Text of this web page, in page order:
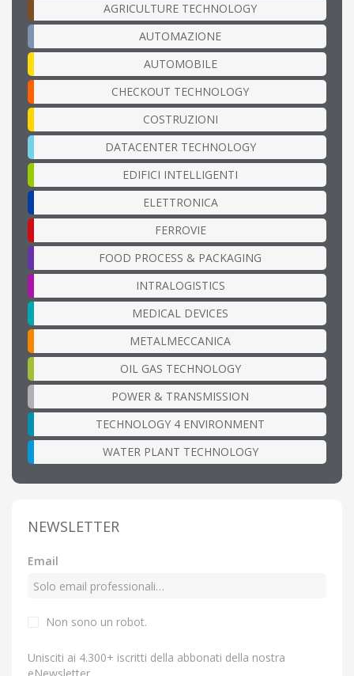
AGRICULTURE TECHNOLOGY
AUTOMAZIONE
AUTOMOBILE
CHECKOUT TECHNOLOGY
COSTRUZIONI
DATACENTER TECHNOLOGY
EDIFICI INTELLIGENTI
ELETTRONICA
FERROVIE
FOOD PROCESS & PACKAGING
INTRALOGISTICS
MEDICAL DEVICES
METALMECCANICA
OIL GAS TECHNOLOGY
POWER & TRANSMISSION
TECHNOLOGY 4 ENVIRONMENT
WATER PLANT TECHNOLOGY
NEWSLETTER
Email
Non sono un robot.
Unisciti ai 4.300+ iscritti della abbonati della nostra